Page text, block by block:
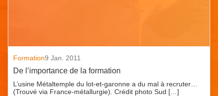
Formation9 Jan. 2011
De l’importance de la formation
L’usine Métaltemple du lot-et-garonne a du mal à recruter…
(Trouvé via France-métallurgie). Crédit photo Sud […]